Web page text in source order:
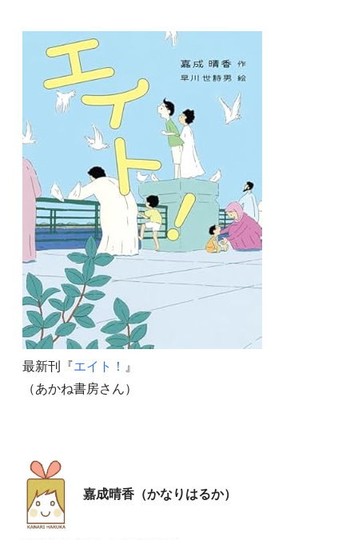
最新刊『エイト！
』
（あかね書房さん）
嘉成晴香（かなりはるか）